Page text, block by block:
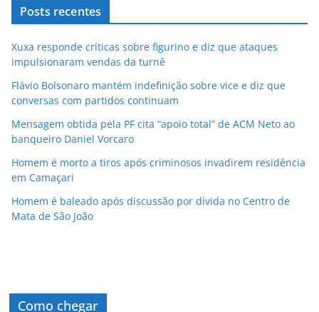
Posts recentes
Xuxa responde críticas sobre figurino e diz que ataques
impulsionaram vendas da turnê
Flávio Bolsonaro mantém indefinição sobre vice e diz que
conversas com partidos continuam
Mensagem obtida pela PF cita “apoio total” de ACM Neto ao
banqueiro Daniel Vorcaro
Homem é morto a tiros após criminosos invadirem residência
em Camaçari
Homem é baleado após discussão por dívida no Centro de
Mata de São João
Como chegar